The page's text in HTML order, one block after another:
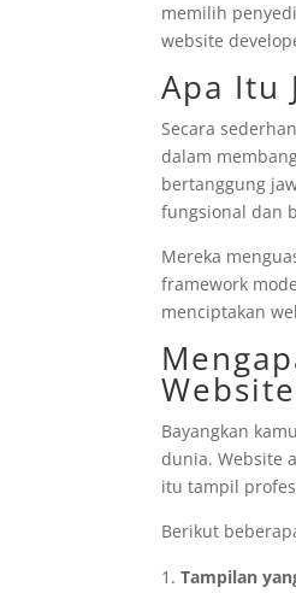
memilih
website
Apa Itu
Secara
dalam
bertanggung
fungsional dan
Mereka
framework
menciptakan
Bayangkan
dunia. Website
itu tampil
Berikut
Tampilan